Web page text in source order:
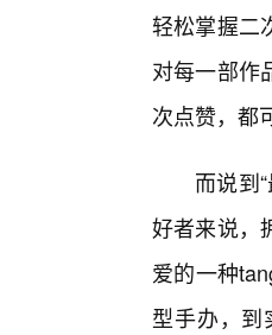
轻松掌握二
对每一部作
次点赞，都
而说到
好者来说，
爱的一种
型手办，到